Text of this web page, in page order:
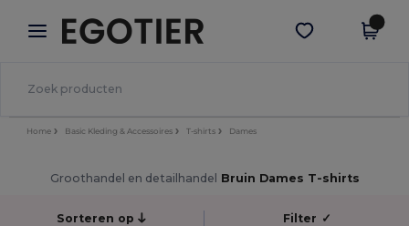
× Egotier-app
Betere prijzen in de app!
Download app
Home Basic Kleding & Accessoires T-shirts Dames
Groothandel en detailhandel Bruin Dames T-shirts
Sorteren op Filter ✓